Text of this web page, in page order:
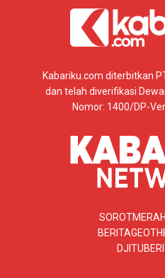
Kabariku.com diterbitkan
dan telah diverifikasi
Nomor: 1400/DP-